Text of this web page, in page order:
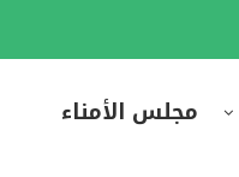
مجلس الأمناء